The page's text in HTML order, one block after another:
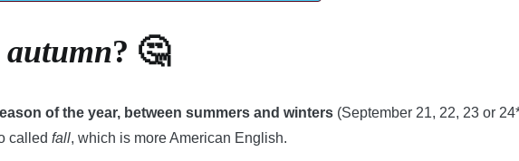
autumn? 🤔
of the year, between summers and winters (September 21, 22, 23 or
called fall, which is more American English.